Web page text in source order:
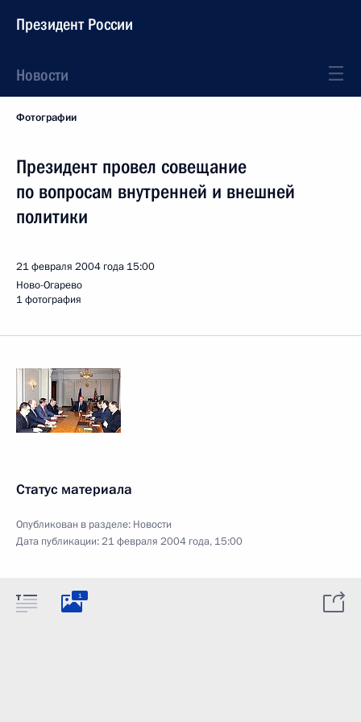
Президент России
Новости
Фотографии
Президент провел совещание
по вопросам внутренней и внешней
политики
21 февраля 2004 года 15:00
Ново-Огарево
1 фотография
Статус материала
Опубликован в разделе: Новости
Дата публикации:21 февраля 2004 года, 15:00
1